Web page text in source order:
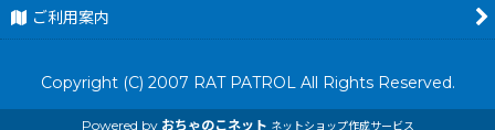
ご利用案内
Copyright (C) 2007 RAT PATROL All Rights Reserved.
Powered by おちゃのこネット ネットショップ作成サービス